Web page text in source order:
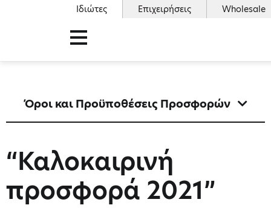
Ιδιώτες Επιχειρήσεις Wholesale
Όροι και Προϋποθέσεις Προσφορών
“Καλοκαιρινή
προσφορά 2021”